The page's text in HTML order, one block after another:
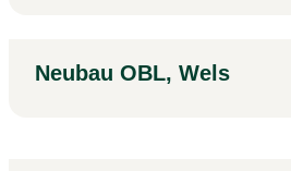
Neubau OBL, Wels